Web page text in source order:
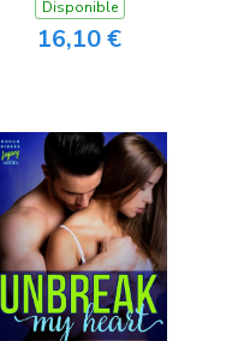
Disponible
16,10 €